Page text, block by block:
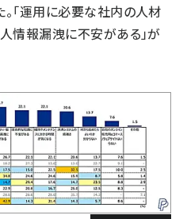
「運用に必要な社内の人材
人情報漏洩に不安がある」が